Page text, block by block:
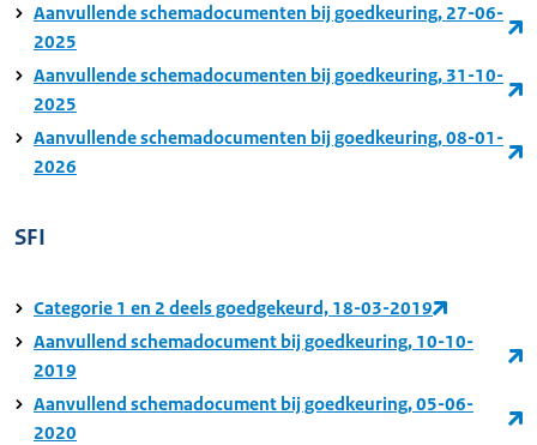
Aanvullende schemadocumenten bij goedkeuring, 27-06-
2025
Aanvullende schemadocumenten bij goedkeuring, 31-10-
2025
Aanvullende schemadocumenten bij goedkeuring, 08-01-
2026
SFI
Categorie 1 en 2 deels goedgekeurd, 18-03-2019
Aanvullend schemadocument bij goedkeuring, 10-10-
2019
Aanvullend schemadocument bij goedkeuring, 05-06-
2020